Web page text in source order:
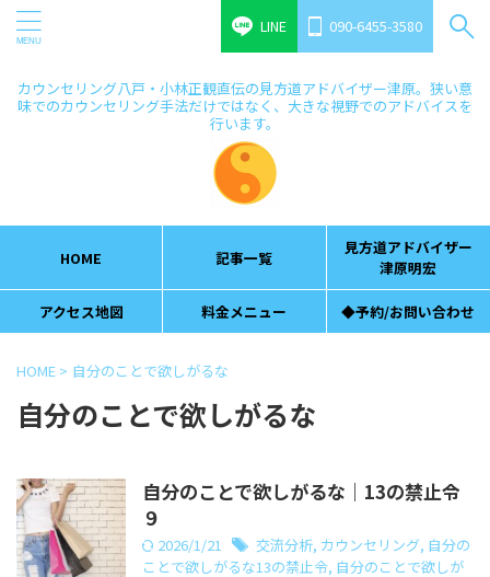
LINE 090-6455-3580
カウンセリング八戸・小林正観直伝の見方道アドバイザー津原。狭い意
味でのカウンセリング手法だけではなく、大きな視野でのアドバイスを
行います。
HOME 記事一覧
見方道アドバイザー
津原明宏
アクセス地図 料金メニュー ◆予約/お問い合わせ
HOME > 自分のことで欲しがるな
自分のことで欲しがるな
自分のことで欲しがるな｜13の禁止令
９
2026/1/21 交流分析, カウンセリング, 自分の
ことで欲しがるな13の禁止令, 自分のことで欲しが